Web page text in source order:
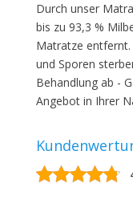
Durch unser
bis zu 93,3 %
Matratze entfernt.
und Sporen
Behandlung ab -
Angebot in Ihrer